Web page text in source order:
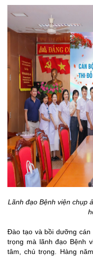
Lãnh đạo Bệnh viện chụp
Đào tạo và bồi dưỡng cán
trọng mà lãnh đạo Bệnh
tâm, chú trọng. Hàng